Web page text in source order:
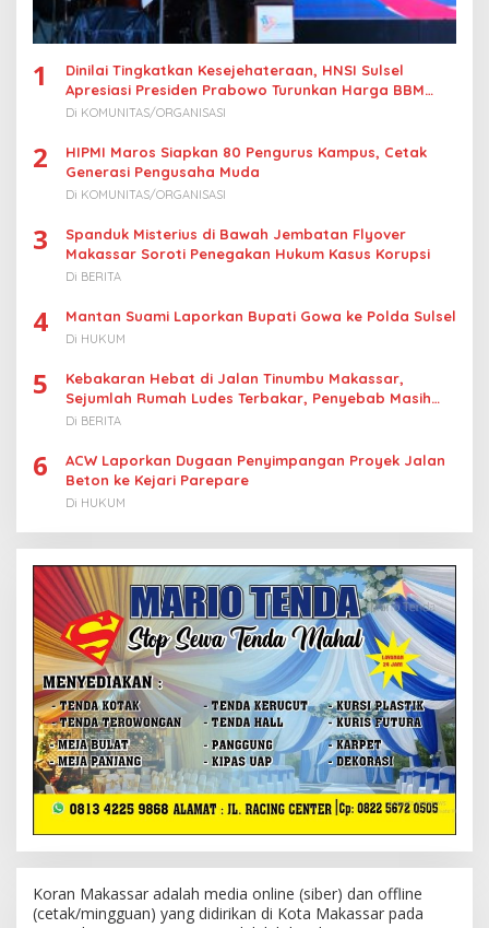
1
Dinilai Tingkatkan Kesejehateraan, HNSI Sulsel
Apresiasi Presiden Prabowo Turunkan Harga BBM
Nelayan
Di KOMUNITAS/ORGANISASI
2
HIPMI Maros Siapkan 80 Pengurus Kampus, Cetak
Generasi Pengusaha Muda
Di KOMUNITAS/ORGANISASI
3
Spanduk Misterius di Bawah Jembatan Flyover
Makassar Soroti Penegakan Hukum Kasus Korupsi
Di BERITA
4 Mantan Suami Laporkan Bupati Gowa ke Polda Sulsel
Di HUKUM
5
Kebakaran Hebat di Jalan Tinumbu Makassar,
Sejumlah Rumah Ludes Terbakar, Penyebab Masih
Diselidiki
Di BERITA
6
ACW Laporkan Dugaan Penyimpangan Proyek Jalan
Beton ke Kejari Parepare
Di HUKUM
Koran Makassar adalah media online (siber) dan offline
(cetak/mingguan) yang didirikan di Kota Makassar pada